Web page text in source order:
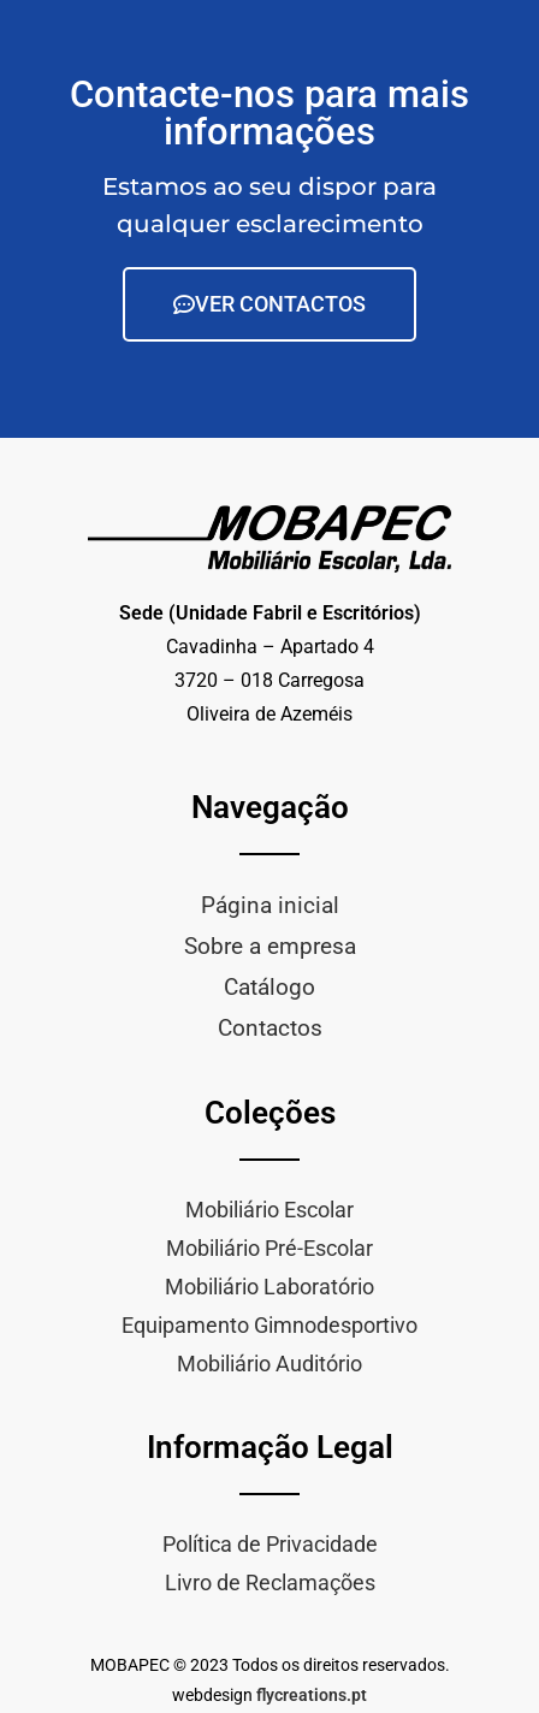
Contacte-nos para mais
informações
Estamos ao seu dispor para
qualquer esclarecimento
VER CONTACTOS
Sede (Unidade Fabril e Escritórios)
Cavadinha – Apartado 4
3720 – 018 Carregosa
Oliveira de Azeméis
Navegação
Página inicial
Sobre a empresa
Catálogo
Contactos
Coleções
Mobiliário Escolar
Mobiliário Pré-Escolar
Mobiliário Laboratório
Equipamento Gimnodesportivo
Mobiliário Auditório
Informação Legal
Política de Privacidade
Livro de Reclamações
MOBAPEC © 2023 Todos os direitos reservados.
webdesign flycreations.pt